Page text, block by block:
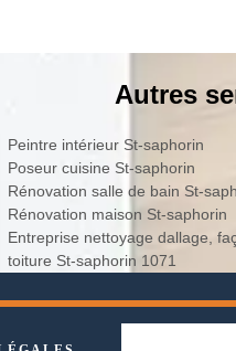
Autres
Peintre intérieur St-saphorin
Poseur cuisine St-saphorin
Rénovation salle de bain St-
Rénovation maison St-saphorin
Entreprise nettoyage dallage,
toiture St-saphorin 1071